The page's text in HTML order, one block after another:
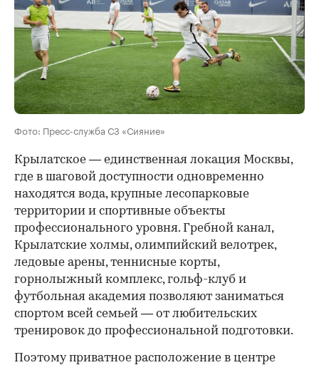
Фото: Пресс-служба СЗ «Сияние»
Крылатское — единственная локация Москвы,
где в шаговой доступности одновременно
находятся вода, крупные лесопарковые
территории и спортивные объекты
профессионального уровня. Гребной канал,
Крылатские холмы, олимпийский велотрек,
ледовые арены, теннисные корты,
горнолыжный комплекс, гольф-клуб и
футбольная академия позволяют заниматься
спортом всей семьей — от любительских
тренировок до профессиональной подготовки.
Поэтому приватное расположение в центре